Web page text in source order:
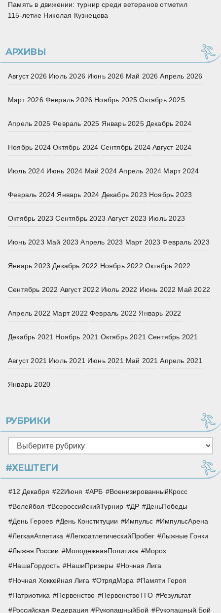
Память в движении: турнир среди ветеранов отметил
115‑летие Николая Кузнецова
АРХИВЫ
Август 2026 Июль 2026 Июнь 2026 Май 2026 Апрель 2026
Март 2026 Февраль 2026 Ноябрь 2025 Октябрь 2025
Апрель 2025 Февраль 2025 Январь 2025 Декабрь 2024
Ноябрь 2024 Октябрь 2024 Сентябрь 2024 Август 2024
Июль 2024 Июнь 2024 Май 2024 Апрель 2024 Март 2024
Февраль 2024 Январь 2024 Декабрь 2023 Ноябрь 2023
Октябрь 2023 Сентябрь 2023 Август 2023 Июль 2023
Июнь 2023 Май 2023 Апрель 2023 Март 2023 Февраль 2023
Январь 2023 Декабрь 2022 Ноябрь 2022 Октябрь 2022
Сентябрь 2022 Август 2022 Июль 2022 Июнь 2022 Май 2022
Апрель 2022 Март 2022 Февраль 2022 Январь 2022
Декабрь 2021 Ноябрь 2021 Октябрь 2021 Сентябрь 2021
Август 2021 Июль 2021 Июнь 2021 Май 2021 Апрель 2021
Январь 2020
РУБРИКИ
Рубрики
#ХЕШТЕГИ
12 Декабря 22Июня АРБ
ВоенизированныйКросс
Волейбол
ВсероссийскийТурнир ДР
ДеньПобеды
День Героев
День Конституции Импульс
ИмпульсАрена
ЛегкаяАтлетика
ЛегкоатлетическийПробег
Лыжные Гонки
Лыжня России
МолодежнаяПолитика
Мороз
НашаГордость
НашиПризеры
Ночная Лига
Ночная Хоккейная Лига
ОтрядМэра
Памяти Героя
Патриотика
Первенство ПервенствоТГО
Результат
Российская Федерация
РукопашныйБой
Рукопашный Бой